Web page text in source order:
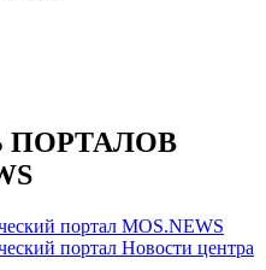
ПОРТАЛОВ
портал MOS.NEWS
портал Новости центра